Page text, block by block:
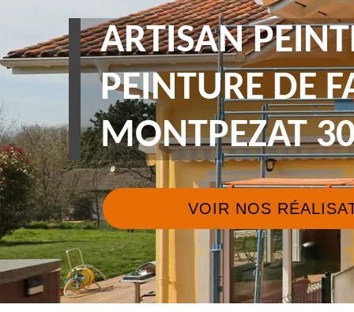
ARTISAN
PEINTURE DE
MONTPEZAT
VOIR NOS